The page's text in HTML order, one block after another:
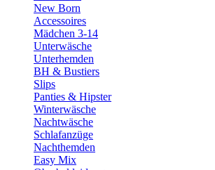
New Born
Accessoires
Mädchen 3-14
Unterwäsche
Unterhemden
BH & Bustiers
Slips
Panties & Hipster
Winterwäsche
Nachtwäsche
Schlafanzüge
Nachthemden
Easy Mix